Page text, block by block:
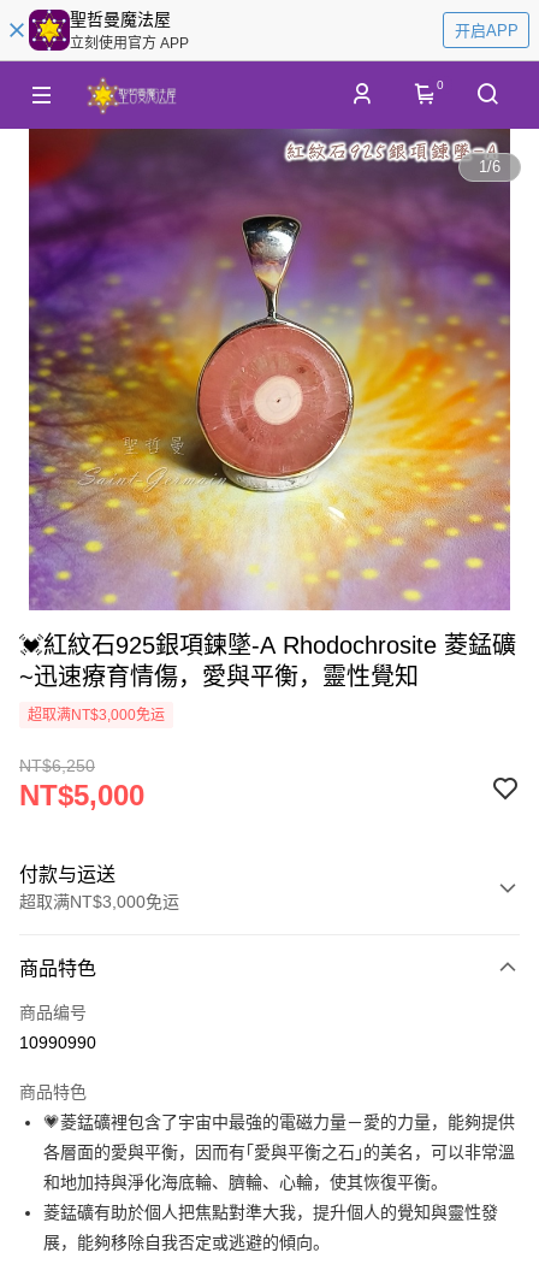
聖哲曼魔法屋
立刻使用官方 APP
开启APP
0
1/6
💓紅紋石925銀項鍊墜-A Rhodochrosite 菱錳礦
~迅速療育情傷，愛與平衡，靈性覺知
超取满NT$3,000免运
NT$6,250
NT$5,000
付款与运送
超取满NT$3,000免运
信用卡一次付款
超商取货付款
Apple Pay
街口支付
悠遊付
ATM付款
商品特色
商品编号
10990990
商品特色
💗菱錳礦裡包含了宇宙中最強的電磁力量－愛的力量，能夠提供
各層面的愛與平衡，因而有｢愛與平衡之石｣的美名，可以非常溫
和地加持與淨化海底輪、臍輪、心輪，使其恢復平衡。
菱錳礦有助於個人把焦點對準大我，提升個人的覺知與靈性發
展，能夠移除自我否定或逃避的傾向。